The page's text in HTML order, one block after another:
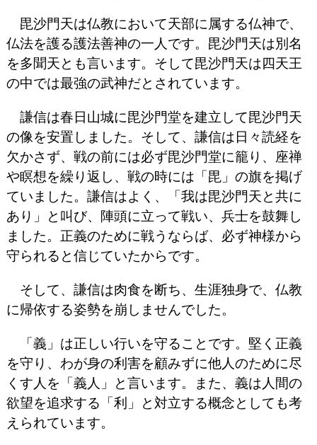
毘沙門天は仏教において天部に属する仏神で、
仏法を護る護法善神の一人です。毘沙門天は別名
を多聞天とも言います。そして毘沙門天は四天王
の中では最強の武神だとされています。
謙信は春日山城に毘沙門堂を建立して毘沙門天
の像を安置しました。そして、謙信は日々読経を
欠かさず、戦の前には必ず毘沙門堂に籠り、座禅
や瞑想を繰り返し、戦の時には「毘」の旗を掲げ
ていました。謙信はよく、「我は毘沙門天と共に
あり」と叫び、陣頭に立って戦い、兵士を鼓舞し
ました。正義のために戦うならば、必ず神様から
守られると信じていたからです。
そして、謙信は肉食を断ち、生涯独身で、仏教
に帰依する姿勢を崩しませんでした。
「義」は正しい行いを守ることです。堅く正義
を守り、わが身の利害を顧みずに他人のために尽
くす人を「義人」と言います。また、義は人間の
欲望を追求する「利」と対立する概念としても考
えられています。